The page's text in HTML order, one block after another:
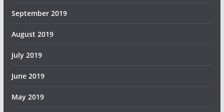
September 2019
August 2019
July 2019
June 2019
May 2019